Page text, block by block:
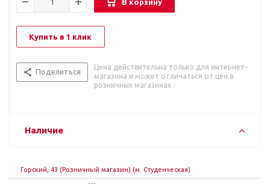
В корзину
Купить в 1 клик
Поделиться
Цена действительна только для интернет-
магазина и может отличаться от цен в
розничных магазинах
Наличие
Горский, 43 (Розничный магазин) (м. Студенческая)